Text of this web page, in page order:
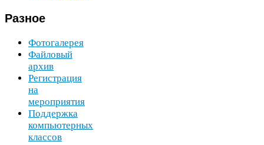
Разное
Фотогалерея
Файловый
архив
Регистрация
на
мероприятия
Поддержка
компьютерных
классов